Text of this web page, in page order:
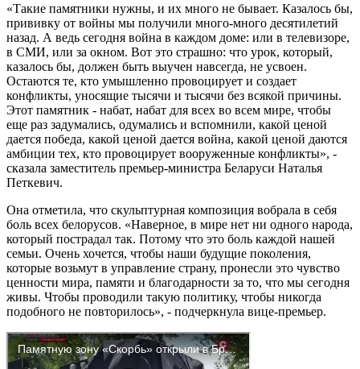
«Такие памятники нужны, и их много не бывает. Казалось бы,
прививку от войны мы получили много-много десятилетий
назад. А ведь сегодня война в каждом доме: или в телевизоре,
в СМИ, или за окном. Вот это страшно: что урок, который,
казалось бы, должен быть выучен навсегда, не усвоен.
Остаются те, кто умышленно провоцирует и создает
конфликты, уносящие тысячи и тысячи без всякой причины.
Этот памятник - набат, набат для всех во всем мире, чтобы
еще раз задумались, одумались и вспомнили, какой ценой
дается победа, какой ценой дается война, какой ценой даются
амбиции тех, кто провоцирует вооруженные конфликты», -
сказала заместитель премьер-министра Беларуси Наталья
Петкевич.
Она отметила, что скульптурная композиция вобрала в себя
боль всех белорусов. «Наверное, в мире нет ни одного народа,
который пострадал так. Потому что это боль каждой нашей
семьи. Очень хочется, чтобы наши будущие поколения,
которые возьмут в управление страну, пронесли это чувство
ценности мира, памяти и благодарности за то, что мы сегодня
живы. Чтобы проводили такую политику, чтобы никогда
подобного не повторилось», - подчеркнула вице-премьер.